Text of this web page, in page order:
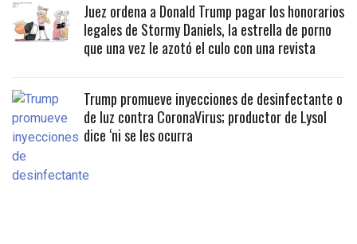
Juez ordena a Donald Trump pagar los honorarios
legales de Stormy Daniels, la estrella de porno
que una vez le azotó el culo con una revista
Trump promueve inyecciones de desinfectante o
de luz contra CoronaVirus; productor de Lysol
dice ‘ni se les ocurra